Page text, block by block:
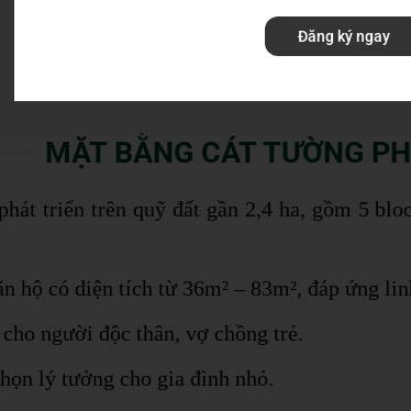
MẶT BẰNG CÁT TƯỜNG
triển trên quỹ đất gần 2,4 ha, gồm 5
hộ có diện tích từ 36m² – 83m², đáp ứng
người độc thân, vợ chồng trẻ.
lý tưởng cho gia đình nhỏ.
Đăng ký ngay